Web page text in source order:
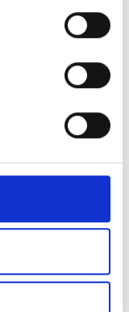
att förebygga